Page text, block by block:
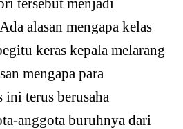
alasan mengapa kelas
keras kepala melarang
mengapa para
terus berusaha
anggota buruhnya dari